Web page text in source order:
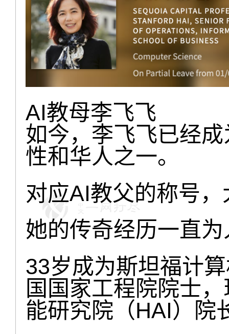
AI教母李飞飞
如今，李飞飞已经
性和华人之一。
对应AI教父的称号
她的传奇经历一直
33岁成为斯坦福计
国国家工程院院士
能研究院（HAI）院